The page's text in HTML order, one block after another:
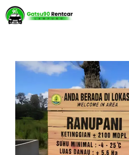
Langsung
ke